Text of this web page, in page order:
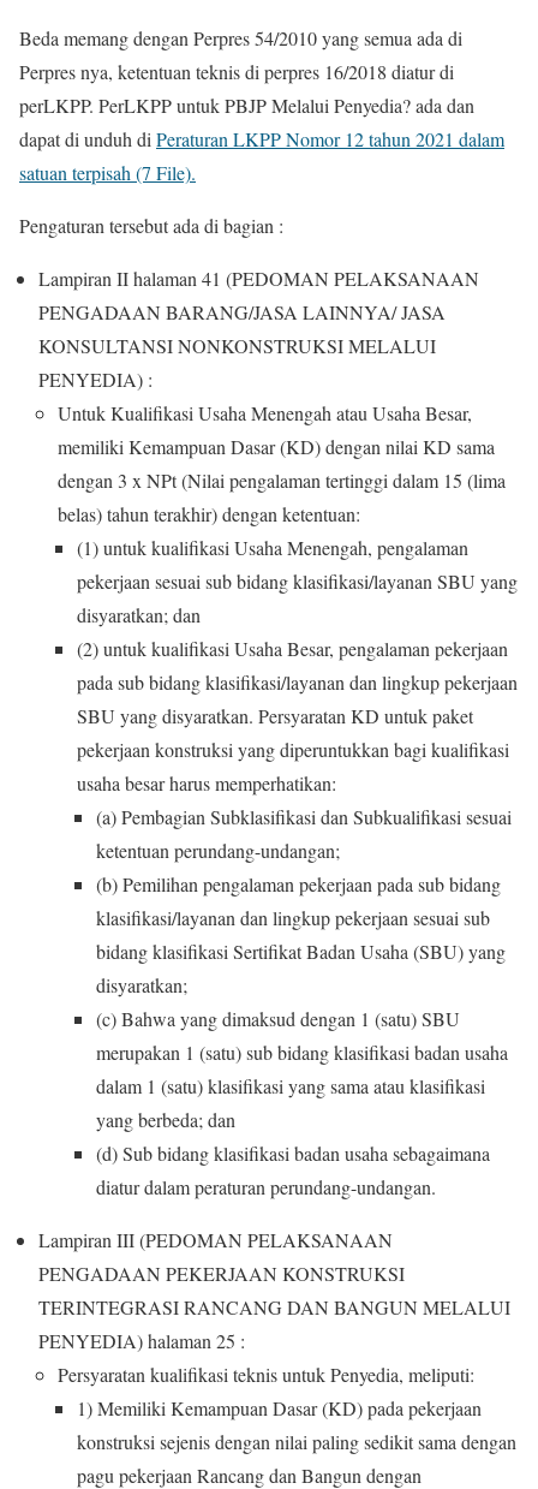
Beda memang dengan Perpres 54/2010 yang semua ada di
Perpres nya, ketentuan teknis di perpres 16/2018 diatur di
perLKPP. PerLKPP untuk PBJP Melalui Penyedia? ada dan
dapat di unduh diPeraturan LKPP Nomor 12 tahun 2021 dalam
satuan terpisah (7 File).
Pengaturan tersebut ada di bagian :
Lampiran II halaman 41 (PEDOMAN PELAKSANAAN
PENGADAAN BARANG/JASA LAINNYA/ JASA
KONSULTANSI NONKONSTRUKSI MELALUI
PENYEDIA) :
Untuk Kualifikasi Usaha Menengah atau Usaha Besar,
memiliki Kemampuan Dasar (KD) dengan nilai KD sama
dengan 3 x NPt (Nilai pengalaman tertinggi dalam 15 (lima
belas) tahun terakhir) dengan ketentuan:
(1) untuk kualifikasi Usaha Menengah, pengalaman
pekerjaan sesuai sub bidang klasifikasi/layanan SBU yang
disyaratkan; dan
(2) untuk kualifikasi Usaha Besar, pengalaman pekerjaan
pada sub bidang klasifikasi/layanan dan lingkup pekerjaan
SBU yang disyaratkan. Persyaratan KD untuk paket
pekerjaan konstruksi yang diperuntukkan bagi kualifikasi
usaha besar harus memperhatikan:
(a) Pembagian Subklasifikasi dan Subkualifikasi sesuai
ketentuan perundang-undangan;
(b) Pemilihan pengalaman pekerjaan pada sub bidang
klasifikasi/layanan dan lingkup pekerjaan sesuai sub
bidang klasifikasi Sertifikat Badan Usaha (SBU) yang
disyaratkan;
(c) Bahwa yang dimaksud dengan 1 (satu) SBU
merupakan 1 (satu) sub bidang klasifikasi badan usaha
dalam 1 (satu) klasifikasi yang sama atau klasifikasi
yang berbeda; dan
(d) Sub bidang klasifikasi badan usaha sebagaimana
diatur dalam peraturan perundang-undangan.
Lampiran III (PEDOMAN PELAKSANAAN
PENGADAAN PEKERJAAN KONSTRUKSI
TERINTEGRASI RANCANG DAN BANGUN MELALUI
PENYEDIA) halaman 25 :
Persyaratan kualifikasi teknis untuk Penyedia, meliputi:
1) Memiliki Kemampuan Dasar (KD) pada pekerjaan
konstruksi sejenis dengan nilai paling sedikit sama dengan
pagu pekerjaan Rancang dan Bangun dengan